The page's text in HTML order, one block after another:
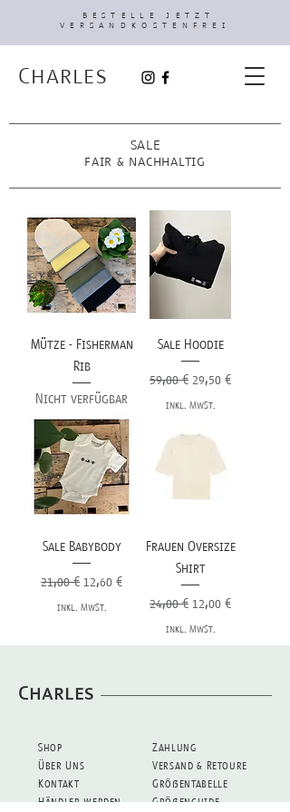
BESTELLE JETZT
VERSANDKOSTENFREI
Charles
SALE
fair & nachhaltig
Mütze - Fisherman
Rib
Nicht verfügbar
Sale Hoodie
Standardpreis
59,00 € Sale-Preis
29,50 €
inkl. MwSt.
Sale Babybody
Standardpreis
21,00 € Sale-Preis
12,60 €
inkl. MwSt.
Frauen Oversize
Shirt
Standardpreis
24,00 € Sale-Preis
12,00 €
inkl. MwSt.
Charles
Shop
Über Uns
Kontakt
Händler werden
Zahlung
Versand & Retoure
Größentabelle
Größenguide